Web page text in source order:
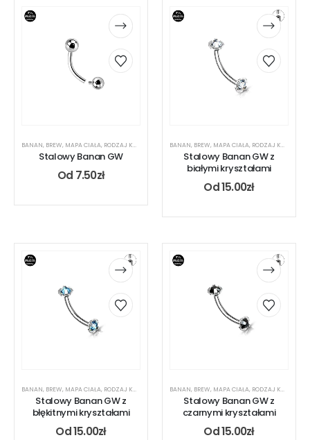
BANAN, BREW, MAPA CIAŁA, RODZAJ KOLCZYKA UCHO,USTA
Stalowy Banan GW
Od 7.50zł
BANAN, BREW, MAPA CIAŁA, RODZAJ KOLCZYKA
Stalowy Banan GW z
białymi kryształami
Od15.00zł
BANAN, BREW, MAPA CIAŁA, RODZAJ KOLCZYKA UCHO,USTA
Stalowy Banan GW z
błękitnymi kryształami
Od15.00zł
BANAN, BREW, MAPA CIAŁA, RODZAJ KOLCZYKA
Stalowy Banan GW z
czarnymi kryształami
Od15.00zł